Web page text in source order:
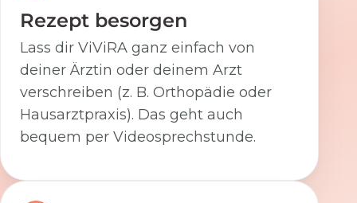
Rezept besorgen
Lass dir ViViRA ganz einfach von
deiner Ärztin oder deinem Arzt
verschreiben (z. B. Orthopädie oder
Hausarztpraxis). Das geht auch
bequem per Videosprechstunde.